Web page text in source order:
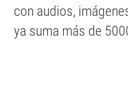
con audios,
ya suma más de